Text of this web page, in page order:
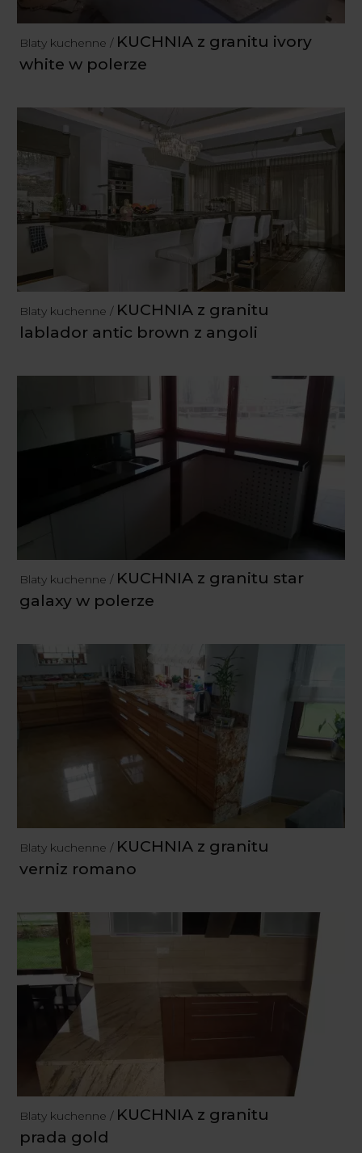
Blaty kuchenne / KUCHNIA z granitu ivory
white w polerze
Blaty kuchenne / KUCHNIA z granitu
lablador antic brown z angoli
Blaty kuchenne / KUCHNIA z granitu star
galaxy w polerze
Blaty kuchenne / KUCHNIA z granitu
verniz romano
Blaty kuchenne / KUCHNIA z granitu
prada gold